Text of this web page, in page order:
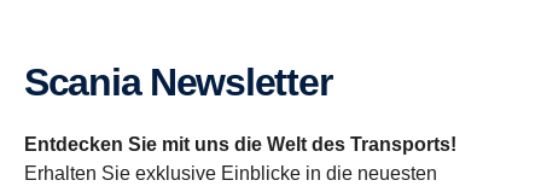
Scania Newsletter
Entdecken Sie mit uns die Welt des Transports!
Erhalten Sie exklusive Einblicke in die neuesten